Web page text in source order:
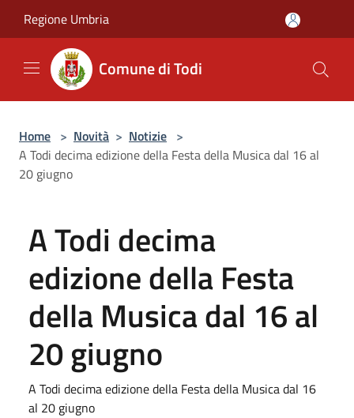
Regione Umbria
Comune di Todi
Home > Novità > Notizie >
A Todi decima edizione della Festa della Musica dal 16 al
20 giugno
A Todi decima
edizione della Festa
della Musica dal 16 al
20 giugno
A Todi decima edizione della Festa della Musica dal 16
al 20 giugno